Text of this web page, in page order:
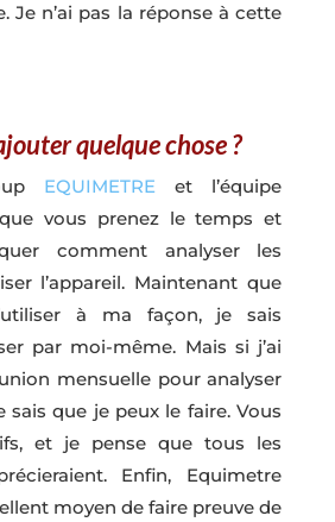
Je n’ai pas la réponse à cette
quelque chose ?
EQUIMETRE et l’équipe
vous prenez le temps et
comment analyser les
l’appareil. Maintenant que
à ma façon, je sais
par moi-même. Mais si j’ai
mensuelle pour analyser
sais que je peux le faire. Vous
et je pense que tous les
Enfin, Equimetre
moyen de faire preuve de